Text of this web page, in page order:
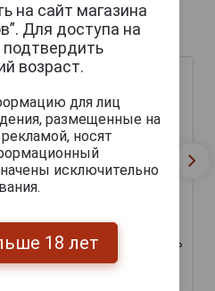
BROUWERIJ
Belle Fleur IPA Пиво Белль
Флер ИПА 0.33л
на сайт магазина
Для доступа на
возраст.
для лиц
размещенные на
носят
исключительно
18 лет